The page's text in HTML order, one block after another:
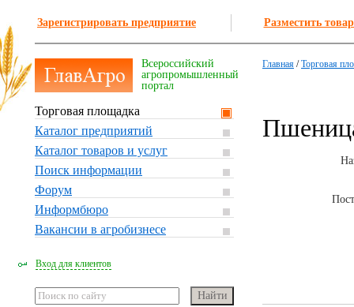
Зарегистрировать предприятие Разместить
Всероссийский
агропромышленный
портал
Торговая площадка
Каталог предприятий
Каталог товаров и услуг
Поиск информации
Форум
Информбюро
Вакансии в агробизнесе
Вход для клиентов
Главная /Торговая